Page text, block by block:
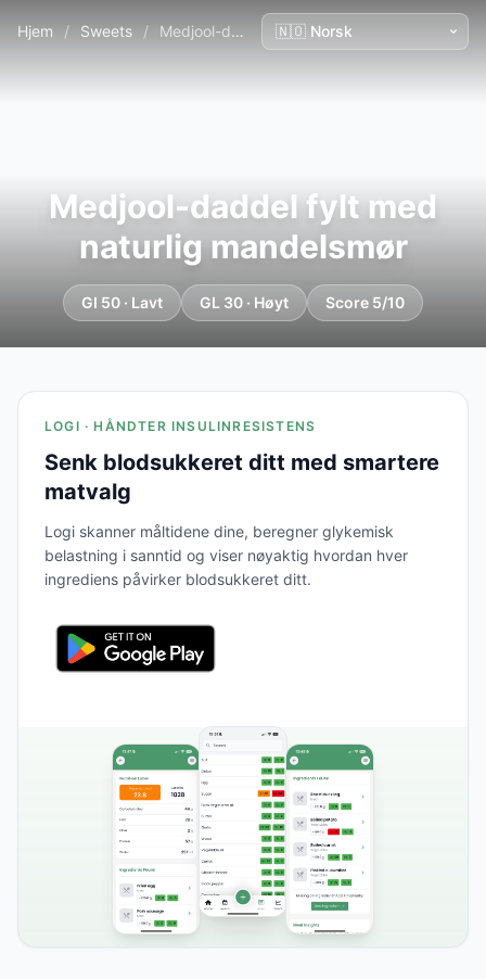
Hjem / Sweets / Medjool-daddel fylt med naturlig mandelsmør
Medjool-daddel fylt med
naturlig mandelsmør
GI 50 · Lavt GL 30 · Høyt Score 5/10
LOGI · HÅNDTER INSULINRESISTENS
Senk blodsukkeret ditt med smartere
matvalg
Logi skanner måltidene dine, beregner glykemisk
belastning i sanntid og viser nøyaktig hvordan hver
ingrediens påvirker blodsukkeret ditt.